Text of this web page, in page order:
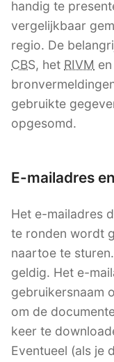
handig te
vergelijkbaar
regio. De
CBS, het RIVM
gebruikte
opgesomd.
E-mailadres
Het e-mailadres
te ronden wordt
naartoe te
geldig. Het e-
gebruikersnaam
om de
keer te
Eventueel (als je